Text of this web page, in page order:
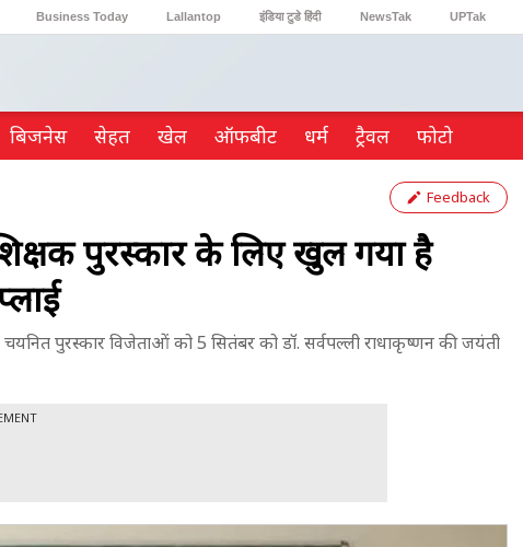
Business Today Lallantop इंडिया टुडे हिंदी NewsTak UPTak
ब‍िजनेस सेहत खेल ऑफबीट धर्म ट्रैवल फोटो
Feedback
पुरस्कार के लिए खुल गया है
पुरस्कार विजेताओं को 5 सितंबर को डॉ. सर्वपल्ली राधाकृष्णन की जयंती